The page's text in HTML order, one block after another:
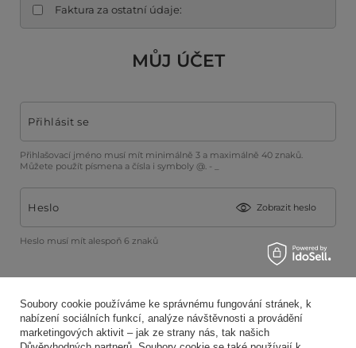
Faktura za ostatní údaje:
MŮJ ÚČET
Přihlásit se
Přihlašovací jméno musí mít minimálně 3 a maximálně 40 znaků.
Můžete použít písmena a čísla i symboly @. - _
Heslo Zobrazit heslo
Heslo musí mít alespoň 6 znaků
osobních údajů..
Chci dostávat e-mailový zpravodaj (možné budoucí
odhlášení)
Soubory cookie používáme ke správnému fungování stránek, k
nabízení sociálních funkcí, analýze návštěvnosti a provádění
marketingových aktivit – jak ze strany nás, tak našich